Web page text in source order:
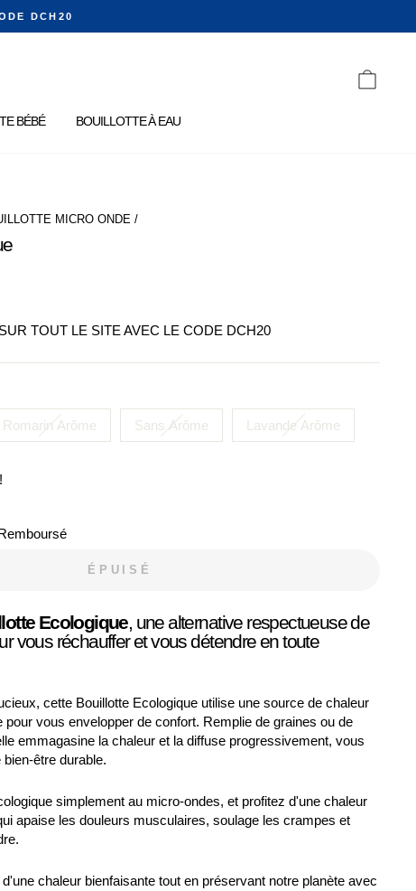
DCH20
BÉBÉ BOUILLOTTE À EAU
MICRO ONDE /
TOUT LE SITE AVEC LE CODE DCH20
Romarin Arôme Sans Arôme Lavande Arôme
ÉPUISÉ
Ecologique, une alternative respectueuse de
vous réchauffer et vous détendre en toute
cette Bouillotte Ecologique utilise une source de chaleur
pour vous envelopper de confort. Remplie de graines ou de
emmagasine la chaleur et la diffuse progressivement, vous
être durable.
simplement au micro-ondes, et profitez d'une chaleur
apaise les douleurs musculaires, soulage les crampes et
chaleur bienfaisante tout en préservant notre planète avec